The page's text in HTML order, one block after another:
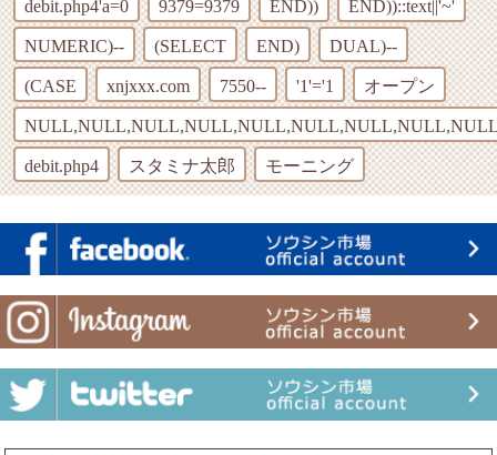
debit.php4'a=0 9379=9379 END)) END))::text||'~'
NUMERIC)-- (SELECT END) DUAL)--
(CASE xnjxxx.com 7550-- '1'='1 オープン
debit.php4 スタミナ太郎 モーニング